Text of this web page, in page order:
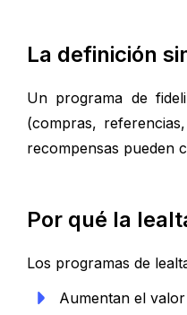
La definición
Un programa de
(compras,
recompensas pueden
Por qué la
Los programas de
Aumentan el